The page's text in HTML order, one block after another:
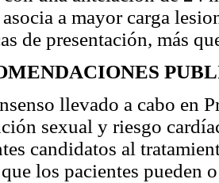
a mayor carga
de presentación, más
llevado a cabo en
sexual y riesgo
candidatos al
los pacientes pueden